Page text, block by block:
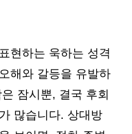
현하는 욱하는 성격
해와 갈등을 유발하
잠시뿐, 결국 후회
많습니다. 상대방